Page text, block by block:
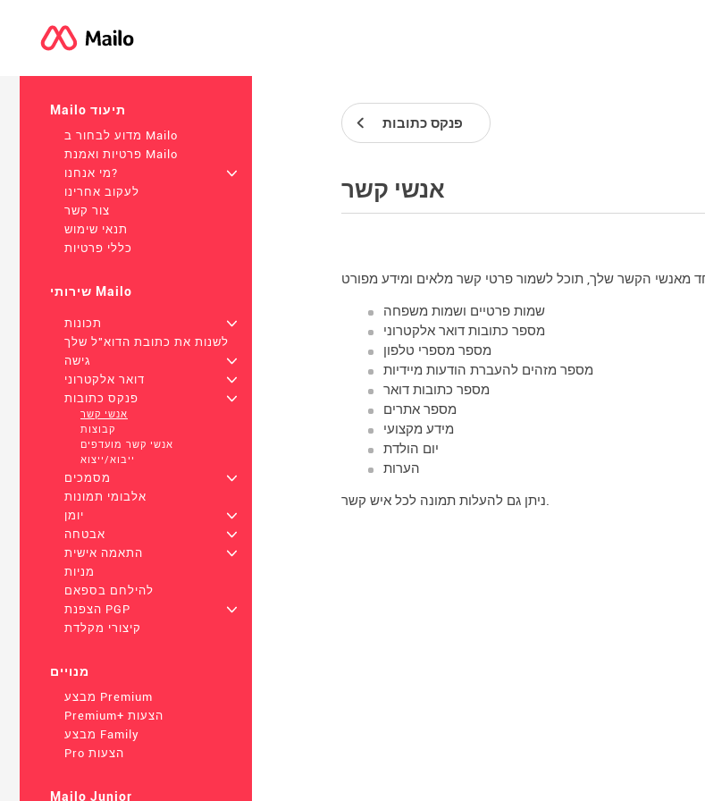
Mailo תיעוד
מדוע לבחור ב Mailo
פרטיות ואמנת Mailo
מי אנחנו?
+
לעקוב אחרינו
צור קשר
תנאי שימוש
כללי פרטיות
שירותי Mailo
תכונות
+
לשנות את כתובת הדוא"ל שלך
גישה
+
דואר אלקטרוני
+
פנקס כתובות
+
אנשי קשר
קבוצות
אנשי קשר מועדפים
ייבוא/ייצוא
מסמכים
+
אלבומי תמונות
יומן
+
אבטחה
+
התאמה אישית
+
מניות
להילחם בספאם
הצפנת PGP
+
קיצורי מקלדת
מנויים
מבצע Premium
Premium+ הצעות
מבצע Family
Pro הצעות
Mailo Junior
פנקס כתובות
אנשי קשר
שמות פרטיים ושמות משפחה
מספר כתובות דואר אלקטרוני
מספר מספרי טלפון
מספר מזהים להעברת הודעות מיידיות
מספר כתובות דואר
מספר אתרים
מידע מקצועי
יום הולדת
הערות
ניתן גם להעלות תמונה לכל איש קשר.